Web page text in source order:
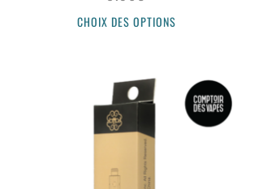
CHOIX DES OPTIONS